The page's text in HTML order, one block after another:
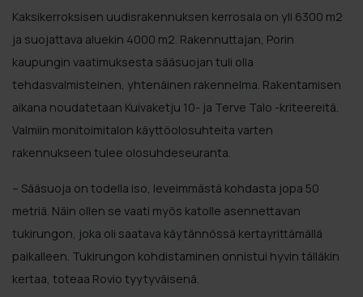
Kaksikerroksisen uudisrakennuksen kerrosala on yli 6300 m2
ja suojattava aluekin 4000 m2. Rakennuttajan, Porin
kaupungin vaatimuksesta sääsuojan tuli olla
tehdasvalmisteinen, yhtenäinen rakennelma. Rakentamisen
aikana noudatetaan Kuivaketju 10- ja Terve Talo -kriteereitä.
Valmiin monitoimitalon käyttöolosuhteita varten
rakennukseen tulee olosuhdeseuranta.
– Sääsuoja on todella iso, leveimmästä kohdasta jopa 50
metriä. Näin ollen se vaati myös katolle asennettavan
tukirungon, joka oli saatava käytännössä kertayrittämällä
paikalleen. Tukirungon kohdistaminen onnistui hyvin tälläkin
kertaa, toteaa Rovio tyytyväisenä.